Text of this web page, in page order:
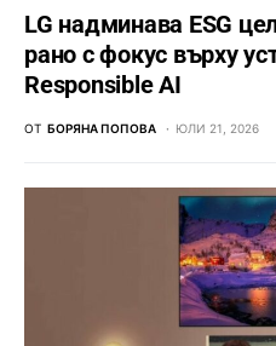
LG надминава ESG
рано с фокус върху
Responsible AI
ОТ БОРЯНА ПОПОВА ЮЛИ 21, 2026